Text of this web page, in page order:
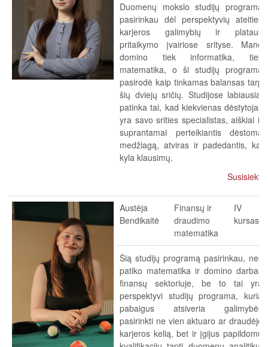
Duomenų mokslo studijų programą
pasirinkau dėl perspektyvių ateities
karjeros galimybių ir plataus
pritaikymo įvairiose srityse. Mane
domino tiek informatika, tiek
matematika, o ši studijų programa
pasirodė kaip tinkamas balansas tarp
šių dviejų sričių. Studijose labiausiai
patinka tai, kad kiekvienas dėstytojas
yra savo srities specialistas, aiškiai ir
suprantamai perteikiantis dėstomą
medžiagą, atviras ir padedantis, kai
kyla klausimų.
Susisiekti
Austėja
Bendikaitė
Finansų ir
draudimo
matematika
IV
kursas
Šią studijų programą pasirinkau, nes
patiko matematika ir domino darbas
finansų sektoriuje, be to tai yra
perspektyvi studijų programa, kurią
pabaigus atsiveria galimybės
pasirinkti ne vien aktuaro ar draudėjo
karjeros kelią, bet ir įgijus papildomų